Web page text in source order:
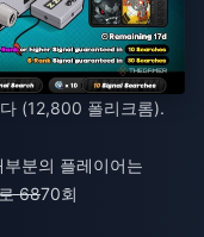
(12,800 폴리크롬).
분의 플레이어는
6870회